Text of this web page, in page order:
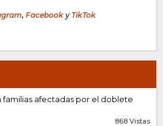
, Facebook y TikTok
familias afectadas por el doblete
868 Vistas